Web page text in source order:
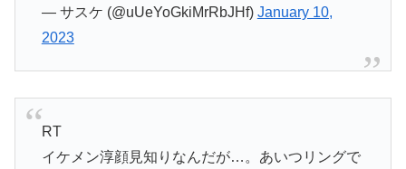
— サスケ (@uUeYoGkiMrRbJHf) January 10,
2023
RT
イケメン淳顔見知りなんだが…。あいつリングで